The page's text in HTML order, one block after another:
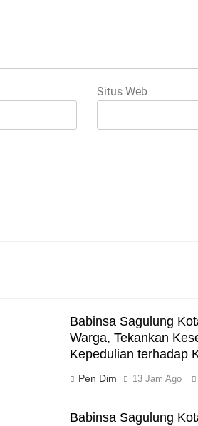
Situs Web
Babinsa Sagulung
Warga, Tekankan
Kepedulian terhadap
Pen Dim 13 Jam Ago
Babinsa Sagulung